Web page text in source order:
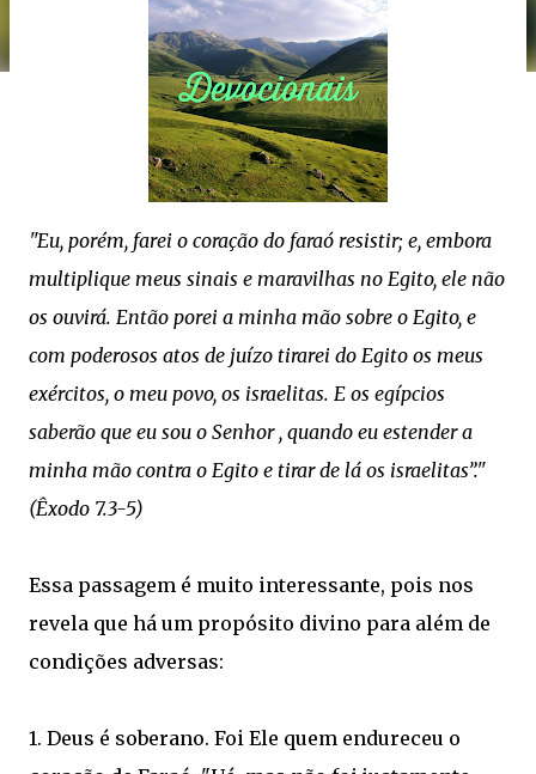
"Eu, porém, farei o coração do faraó resistir; e, embora
multiplique meus sinais e maravilhas no Egito, ele não
os ouvirá. Então porei a minha mão sobre o Egito, e
com poderosos atos de juízo tirarei do Egito os meus
exércitos, o meu povo, os israelitas. E os egípcios
saberão que eu sou o Senhor , quando eu estender a
minha mão contra o Egito e tirar de lá os israelitas”."
(Êxodo 7.3‭-‬5)
Essa passagem é muito interessante, pois nos
revela que há um propósito divino para além de
condições adversas:
1. Deus é soberano. Foi Ele quem endureceu o